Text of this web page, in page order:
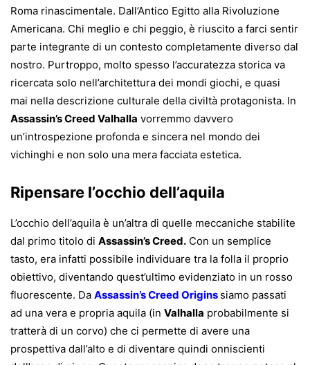
Roma rinascimentale. Dall’Antico Egitto alla Rivoluzione
Americana. Chi meglio e chi peggio, è riuscito a farci sentir
parte integrante di un contesto completamente diverso dal
nostro. Purtroppo, molto spesso l’accuratezza storica va
ricercata solo nell’architettura dei mondi giochi, e quasi
mai nella descrizione culturale della civiltà protagonista. In
Assassin’s Creed Valhalla vorremmo davvero
un’introspezione profonda e sincera nel mondo dei
vichinghi e non solo una mera facciata estetica.
Ripensare l’occhio dell’aquila
L’occhio dell’aquila è un’altra di quelle meccaniche stabilite
dal primo titolo di Assassin’s Creed. Con un semplice
tasto, era infatti possibile individuare tra la folla il proprio
obiettivo, diventando quest’ultimo evidenziato in un rosso
fluorescente. Da Assassin’s Creed Origins siamo passati
ad una vera e propria aquila (in Valhalla probabilmente si
tratterà di un corvo) che ci permette di avere una
prospettiva dall’alto e di diventare quindi onniscienti